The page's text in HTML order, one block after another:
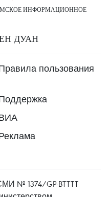
ИНФОРМАЦИОННОЕ
ДУАН
пользования
№ 1374/GP-BTTTT